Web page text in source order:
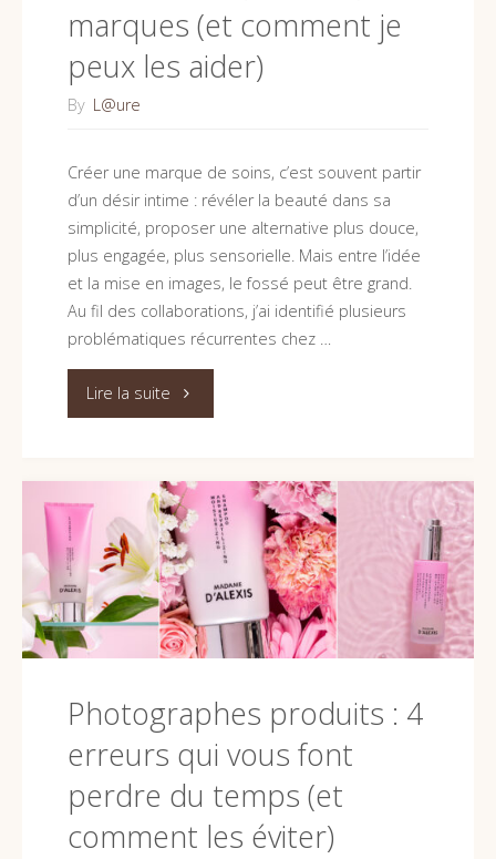
marques (et comment je
peux les aider)
By L@ure
Créer une marque de soins, c’est souvent partir
d’un désir intime : révéler la beauté dans sa
simplicité, proposer une alternative plus douce,
plus engagée, plus sensorielle. Mais entre l’idée
et la mise en images, le fossé peut être grand.
Au fil des collaborations, j’ai identifié plusieurs
problématiques récurrentes chez …
Lire la suite "Les
que
rencontrent
(souvent)
les
(et
comment
Photographes produits : 4
erreurs qui vous font
perdre du temps (et
comment les éviter)